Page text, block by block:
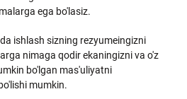
ega bo'lasiz.
ishlash sizning rezyumeingizni
nimaga qodir ekaningizni va o'z
bo'lgan mas'uliyatni
mumkin.